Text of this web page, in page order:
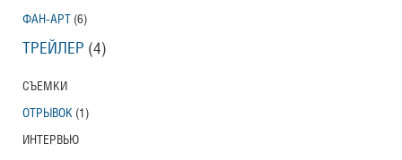
ФАН-АРТ (6)
ТРЕЙЛЕР (4)
СЪЕМКИ
ОТРЫВОК (1)
ИНТЕРВЬЮ